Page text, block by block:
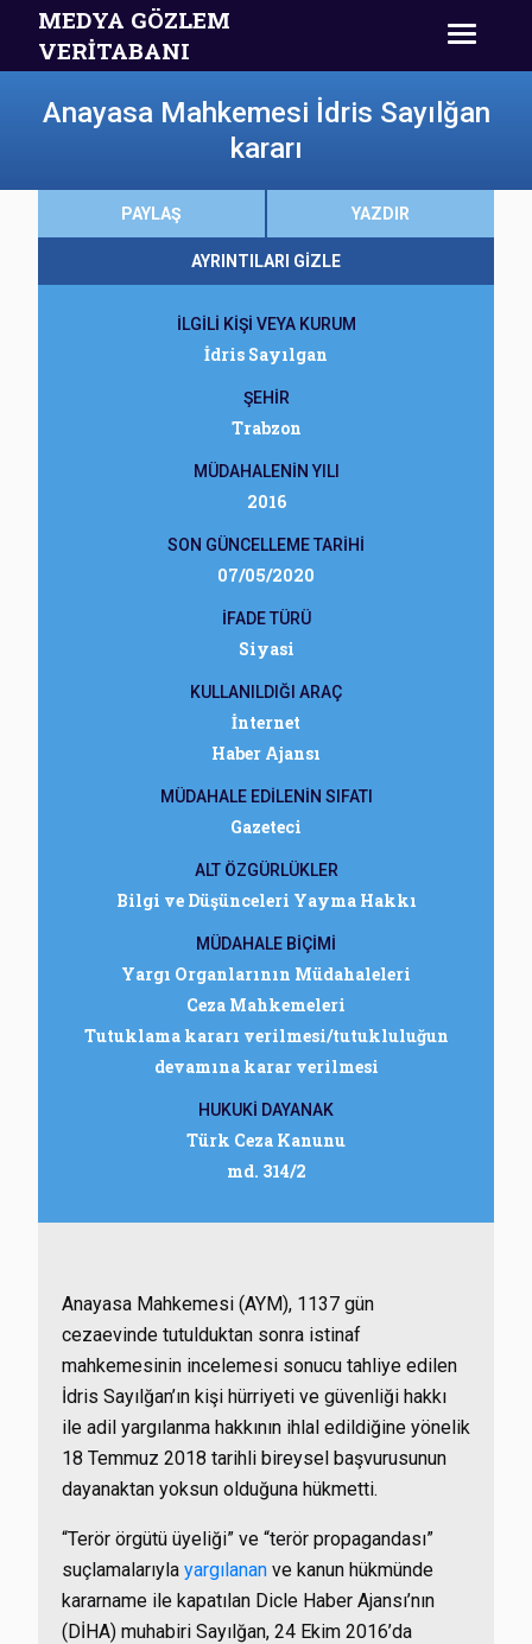
MEDYA GÖZLEM
VERİTABANI
Anayasa Mahkemesi İdris Sayılğan
kararı
PAYLAŞ YAZDIR
AYRINTILARI GİZLE
İLGİLİ KİŞİ VEYA KURUM
İdris Sayılgan
ŞEHİR
Trabzon
MÜDAHALENİN YILI
2016
SON GÜNCELLEME TARİHİ
07/05/2020
İFADE TÜRÜ
Siyasi
KULLANILDIĞI ARAÇ
İnternet
Haber Ajansı
MÜDAHALE EDİLENİN SIFATI
Gazeteci
ALT ÖZGÜRLÜKLER
Bilgi ve Düşünceleri Yayma Hakkı
MÜDAHALE BİÇİMİ
Yargı Organlarının Müdahaleleri
Ceza Mahkemeleri
Tutuklama kararı verilmesi/tutukluluğun
devamına karar verilmesi
HUKUKİ DAYANAK
Türk Ceza Kanunu
md. 314/2
Anayasa Mahkemesi (AYM), 1137 gün
cezaevinde tutulduktan sonra istinaf
mahkemesinin incelemesi sonucu tahliye edilen
İdris Sayılğan’ın kişi hürriyeti ve güvenliği hakkı
ile adil yargılanma hakkının ihlal edildiğine yönelik
18 Temmuz 2018 tarihli bireysel başvurusunun
dayanaktan yoksun olduğuna hükmetti.
“Terör örgütü üyeliği” ve “terör propagandası”
suçlamalarıyla yargılanan ve kanun hükmünde
kararname ile kapatılan Dicle Haber Ajansı’nın
(DİHA) muhabiri Sayılğan, 24 Ekim 2016’da